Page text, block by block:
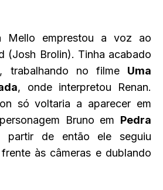
Mello emprestou a voz ao
(Josh Brolin). Tinha acabado
trabalhando no filme Uma
, onde interpretou Renan.
só voltaria a aparecer em
Bruno em Pedra
de então ele seguiu
às câmeras e dublando